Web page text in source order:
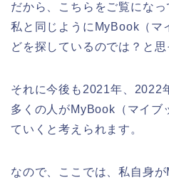
だから、こちらをご覧にな
私と同じようにMyBook（マ
どを探しているのでは？と思
それに今後も2021年、2022
多くの人がMyBook（マイブ
ていくと考えられます。
なので、ここでは、私自身